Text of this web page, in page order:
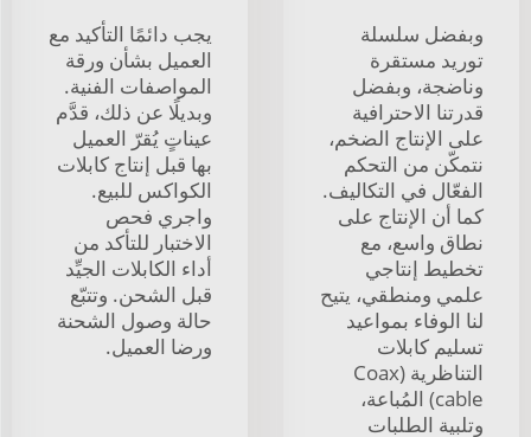
وبفضل سلسلة
توريد مستقرة
وناضجة، وبفضل
قدرتنا الاحترافية
على الإنتاج الضخم،
نتمكّن من التحكم
الفعّال في التكاليف.
كما أن الإنتاج على
نطاق واسع، مع
تخطيط إنتاجي
علمي ومنطقي، يتيح
لنا الوفاء بمواعيد
تسليم كابلات
التناظرية (Coax
cable) المُباعة،
وتلبية الطلبات
يجب دائمًا التأكيد مع
العميل بشأن ورقة
المواصفات الفنية.
وبديلًا عن ذلك، قدَّم
عيناتٍ يُقرّ العميل
بها قبل إنتاج كابلات
الكواكس للبيع.
واجري فحص
الاختبار للتأكد من
أداء الكابلات الجيِّد
قبل الشحن. وتتبّع
حالة وصول الشحنة
ورضا العميل.